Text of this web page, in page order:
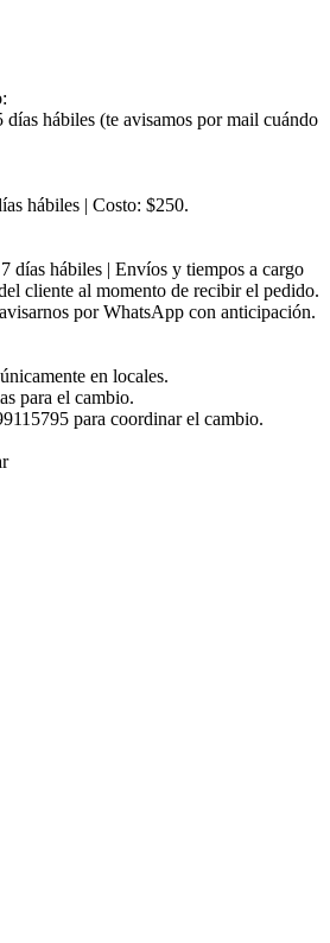
días hábiles (te avisamos por mail cuándo
hábiles | Costo: $250.
días hábiles | Envíos y tiempos a cargo
cliente al momento de recibir el pedido.
por WhatsApp con anticipación.
en locales.
para el cambio.
para coordinar el cambio.